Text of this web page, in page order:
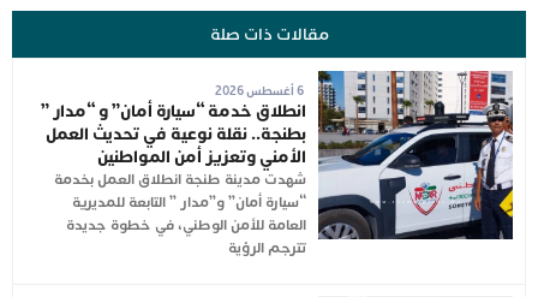
مقالات ذات صلة
6 أغسطس 2026
انطلاق خدمة “سيارة أمان” و “مدار ”
بطنجة.. نقلة نوعية في تحديث العمل
الأمني وتعزيز أمن المواطنين
شهدت مدينة طنجة انطلاق العمل بخدمة
“سيارة أمان” و”مدار ” التابعة للمديرية
العامة للأمن الوطني، في خطوة جديدة
تترجم الرؤية